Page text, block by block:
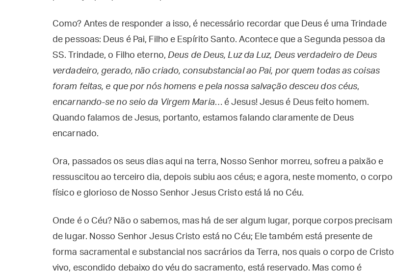
Como? Antes de responder a isso, é necessário recordar que Deus é uma Trindade
de pessoas: Deus é Pai, Filho e Espírito Santo. Acontece que a Segunda pessoa da
SS. Trindade, o Filho eterno,Deus de Deus, Luz da Luz, Deus verdadeiro de Deus
verdadeiro, gerado, não criado, consubstancial ao Pai, por quem todas as coisas
foram feitas, e que por nós homens e pela nossa salvação desceu dos céus,
encarnando-se no seio da Virgem Maria… é Jesus! Jesus é Deus feito homem.
Quando falamos de Jesus, portanto, estamos falando claramente de Deus
encarnado.
Ora, passados os seus dias aqui na terra, Nosso Senhor morreu, sofreu a paixão e
ressuscitou ao terceiro dia, depois subiu aos céus; e agora, neste momento, o corpo
físico e glorioso de Nosso Senhor Jesus Cristo está lá no Céu.
Onde é o Céu? Não o sabemos, mas há de ser algum lugar, porque corpos precisam
de lugar. Nosso Senhor Jesus Cristo está no Céu; Ele também está presente de
forma sacramental e substancial nos sacrários da Terra, nos quais o corpo de Cristo
vivo, escondido debaixo do véu do sacramento, está reservado. Mas como é